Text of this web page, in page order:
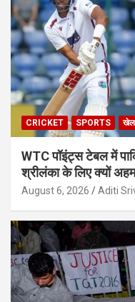
CRICKET SPORTS खेल
WTC पॉइंट्स टेबल में
श्रीलंका के लिए क्यों
August 6, 2026 Aditi